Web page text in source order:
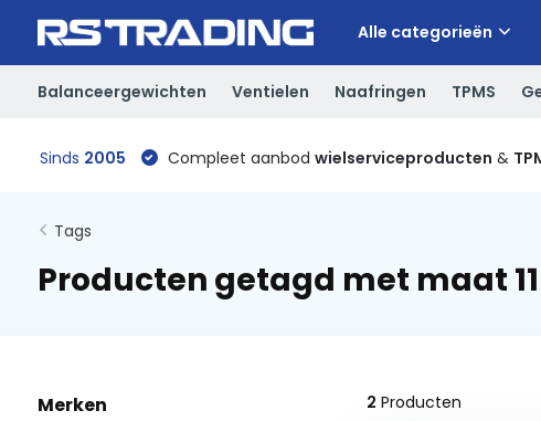
Alle categorieën
Balanceergewichten Ventielen Naafringen TPMS
Sinds 2005 Compleet aanbod wielserviceproducten &
Tags
Producten getagd met maat 11
Merken 2 Producten